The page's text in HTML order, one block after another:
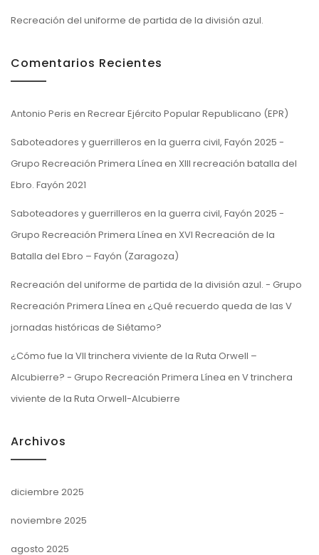
Recreación del uniforme de partida de la división azul.
Comentarios Recientes
Antonio Peris en Recrear Ejército Popular Republicano (EPR)
Saboteadores y guerrilleros en la guerra civil, Fayón 2025 -
Grupo Recreación Primera Línea en XIII recreación batalla del
Ebro. Fayón 2021
Saboteadores y guerrilleros en la guerra civil, Fayón 2025 -
Grupo Recreación Primera Línea en XVI Recreación de la
Batalla del Ebro – Fayón (Zaragoza)
Recreación del uniforme de partida de la división azul. - Grupo
Recreación Primera Línea en ¿Qué recuerdo queda de las V
jornadas históricas de Siétamo?
¿Cómo fue la VII trinchera viviente de la Ruta Orwell –
Alcubierre? - Grupo Recreación Primera Línea en V trinchera
viviente de la Ruta Orwell-Alcubierre
Archivos
diciembre 2025
noviembre 2025
agosto 2025